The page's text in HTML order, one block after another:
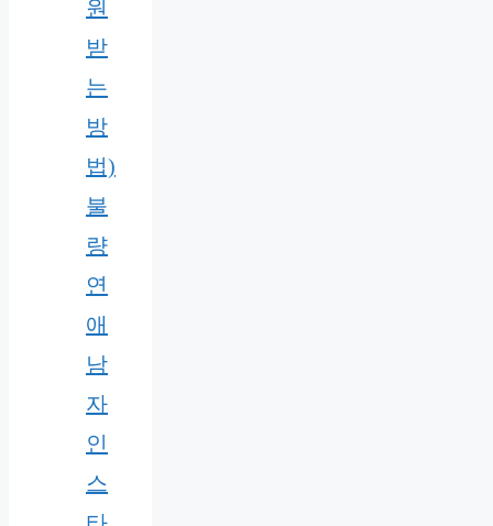
원
받
는
방
법)
불
량
연
애
남
자
인
스